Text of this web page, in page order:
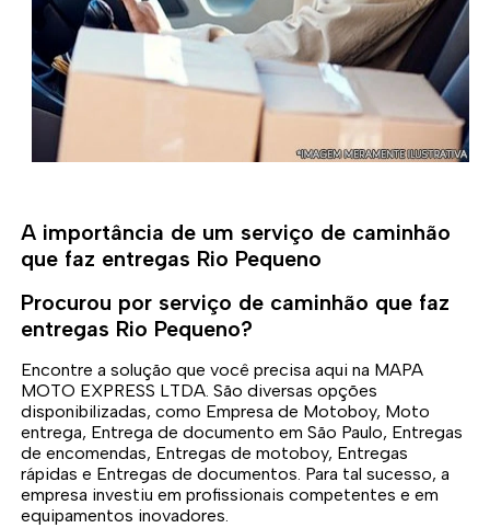
A importância de um serviço de caminhão
que faz entregas Rio Pequeno
Procurou por serviço de caminhão que faz
entregas Rio Pequeno?
Encontre a solução que você precisa aqui na MAPA
MOTO EXPRESS LTDA. São diversas opções
disponibilizadas, como Empresa de Motoboy, Moto
entrega, Entrega de documento em São Paulo, Entregas
de encomendas, Entregas de motoboy, Entregas
rápidas e Entregas de documentos. Para tal sucesso, a
empresa investiu em profissionais competentes e em
equipamentos inovadores.